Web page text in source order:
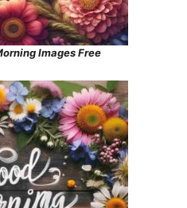
Images Free